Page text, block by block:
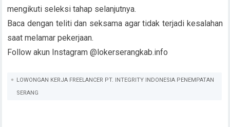
mengikuti seleksi tahap selanjutnya.
Baca dengan teliti dan seksama agar tidak terjadi kesalahan
saat melamar pekerjaan.
Follow akun Instagram @lokerserangkab.info
LOWONGAN KERJA FREELANCER PT. INTEGRITY INDONESIA PENEMPATAN
SERANG